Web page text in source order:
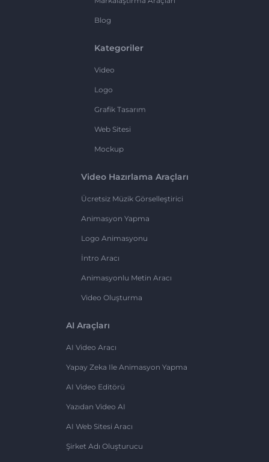
Blog
Kategoriler
Video
Logo
Grafik Tasarım
Web Sitesi
Mockup
Video Hazırlama Araçları
Ücretsiz Müzik Görselleştirici
Animasyon Yapma
Logo Animasyonu
İntro Aracı
Animasyonlu Metin Aracı
Video Oluşturma
AI Araçları
AI Video Aracı
Yapay Zeka Ile Animasyon Yapma
AI Video Editörü
Yazıdan Video AI
AI Web Sitesi Aracı
Şirket Adı Oluşturucu